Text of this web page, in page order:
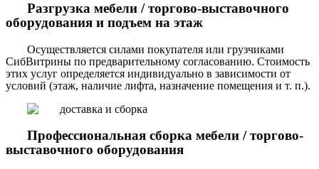
Разгрузка мебели / торгово-выставочного
оборудования и подъем на этаж
Осуществляется силами покупателя или грузчиками
СибВитрины по предварительному согласованию. Стоимость
этих услуг определяется индивидуально в зависимости от
условий (этаж, наличие лифта, назначение помещения и т. п.).
Профессиональная сборка мебели / торгово-
выставочного оборудования